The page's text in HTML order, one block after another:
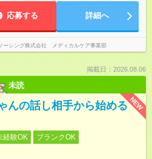
応募する 詳細へ
ーシング株式会社 メディカルケア事業部
掲載日：2026.08.06
未読
NEW
の話し相手から始める
経験OK
ブランクOK